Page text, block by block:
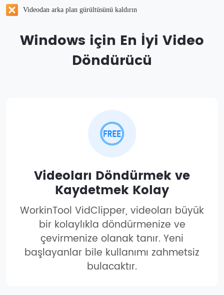
Videodan arka plan gürültüsünü kaldırın
Windows için En İyi Video
Döndürücü
Videoları Döndürmek ve
Kaydetmek Kolay
WorkinTool VidClipper, videoları büyük
bir kolaylıkla döndürmenize ve
çevirmenize olanak tanır. Yeni
başlayanlar bile kullanımı zahmetsiz
bulacaktır.